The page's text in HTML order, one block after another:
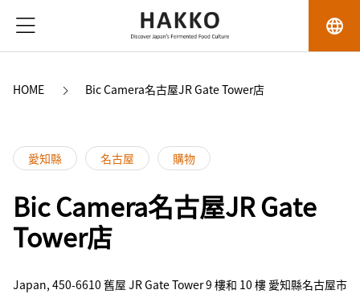
language
HOME Bic Camera名古屋JR Gate Tower店
愛知縣 名古屋 購物
Bic Camera名古屋JR Gate
Tower店
Japan, 450-6610 舊屋 JR Gate Tower 9 樓和 10 樓 愛知縣名古屋市